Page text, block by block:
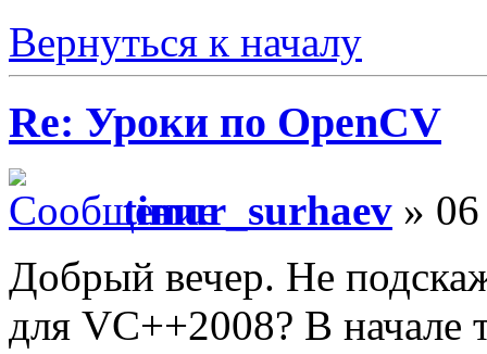
Вернуться к началу
Re: Уроки по OpenCV
timur_surhaev »
Добрый вечер. Не
для VC++2008? В начале